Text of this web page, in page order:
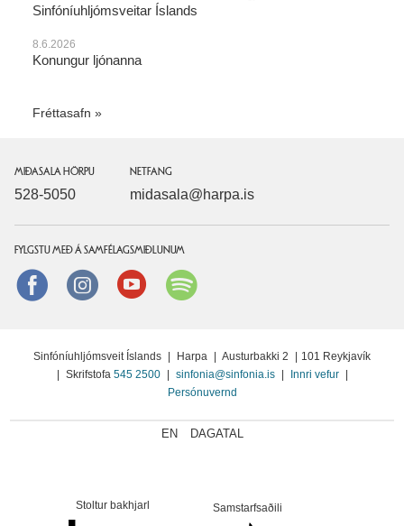
Sinfóníuhljómsveitar Íslands
8.6.2026
Konungur ljónanna
Fréttasafn
MIÐASALA HÖRPU
528-5050
NETFANG
midasala@harpa.is
FYLGSTU MEÐ Á SAMFÉLAGSMIÐLUNUM
FacebookinstagramYoutube
Sinfóníuhljómsveit Íslands | Harpa | Austurbakki 2 | 101 Reykjavík
| Skrifstofa 545 2500 | sinfonia@sinfonia.is | Innri vefur |
Persónuvernd
EN DAGATAL
Stoltur bakhjarl Samstarfsaðili